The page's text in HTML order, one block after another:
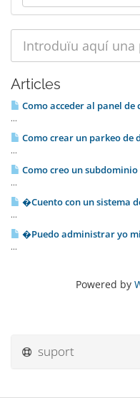
Articles
Como acceder al panel de
...
Como crear un parkeo
...
Como creo un subdominio
...
�Cuento con un sistema
...
�Puedo administrar yo
...
Powered by
suport